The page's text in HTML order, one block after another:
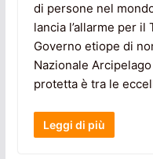
di persone nel
lancia l’allarme per il
Governo etiope di
Nazionale
protetta è tra le
Leggi di più